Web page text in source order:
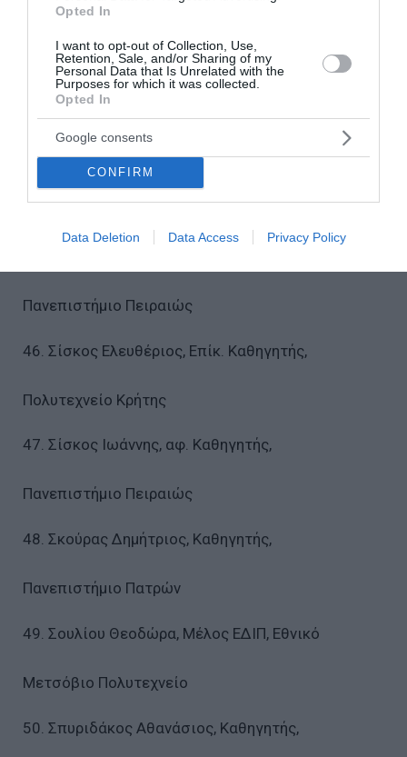
Opted In
I want to opt-out of Collection, Use,
Retention, Sale, and/or Sharing of my
Personal Data that Is Unrelated with the
Purposes for which it was collected.
Opted In
Google consents
CONFIRM
Data Deletion Data Access Privacy Policy
Πολυτεχνείο
43. Σεπετής Αναστάσιος, Επίκ. Καθηγητής,
Πανεπιστήμιο Δυτικής Αττικής
44. Σιγάλας Ιωάννης, Μέλος ΕΔΙΠ,
Πανεπιστήμιο Πειραιώς
46. Σίσκος Ελευθέριος, Επίκ. Καθηγητής,
Πολυτεχνείο Κρήτης
47. Σίσκος Ιωάννης, αφ. Καθηγητής,
Πανεπιστήμιο Πειραιώς
48. Σκούρας Δημήτριος, Καθηγητής,
Πανεπιστήμιο Πατρών
49. Σουλίου Θεοδώρα, Μέλος ΕΔΙΠ, Εθνικό
Μετσόβιο Πολυτεχνείο
50. Σπυριδάκος Αθανάσιος, Καθηγητής,